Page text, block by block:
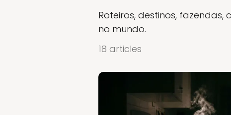
Roteiros, destinos,
no mundo.
18 articles